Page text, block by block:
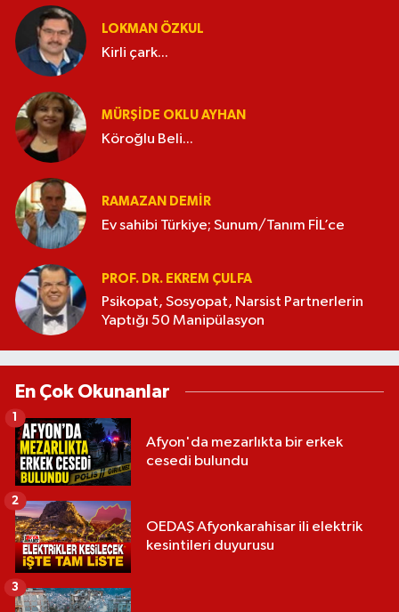
LOKMAN ÖZKUL
Kirli çark...
MÜRŞIDE OKLU AYHAN
Köroğlu Beli...
RAMAZAN DEMİR
Ev sahibi Türkiye; Sunum/Tanım FİL’ce
PROF. DR. EKREM ÇULFA
Psikopat, Sosyopat, Narsist Partnerlerin
Yaptığı 50 Manipülasyon
En Çok Okunanlar
Afyon'da mezarlıkta bir erkek
cesedi bulundu
1
OEDAŞ Afyonkarahisar ili elektrik
kesintileri duyurusu
2
3